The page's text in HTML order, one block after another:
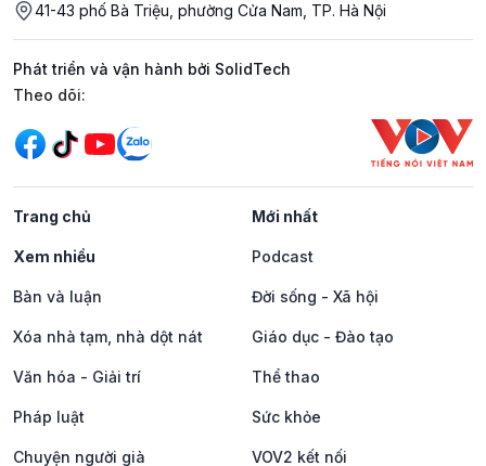
41-43 phố Bà Triệu, phường Cửa Nam, TP. Hà Nội
Phát triển và vận hành bởi SolidTech
Mạng xã hội
Theo dõi:
Trang chủ Mới nhất
Xem nhiều Podcast
Bàn và luận Đời sống - Xã hội
Xóa nhà tạm, nhà dột nát Giáo dục - Đào tạo
Văn hóa - Giải trí Thể thao
Pháp luật Sức khỏe
Chuyện người già VOV2 kết nối